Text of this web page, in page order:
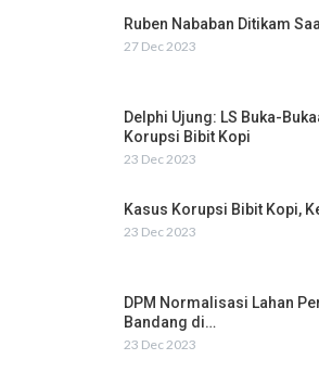
Ruben Nababan Ditikam
27 Dec 2023
Delphi Ujung: LS Buka-
Korupsi Bibit Kopi
23 Dec 2023
Kasus Korupsi Bibit Kopi,
23 Dec 2023
DPM Normalisasi Lahan
Bandang di…
23 Dec 2023